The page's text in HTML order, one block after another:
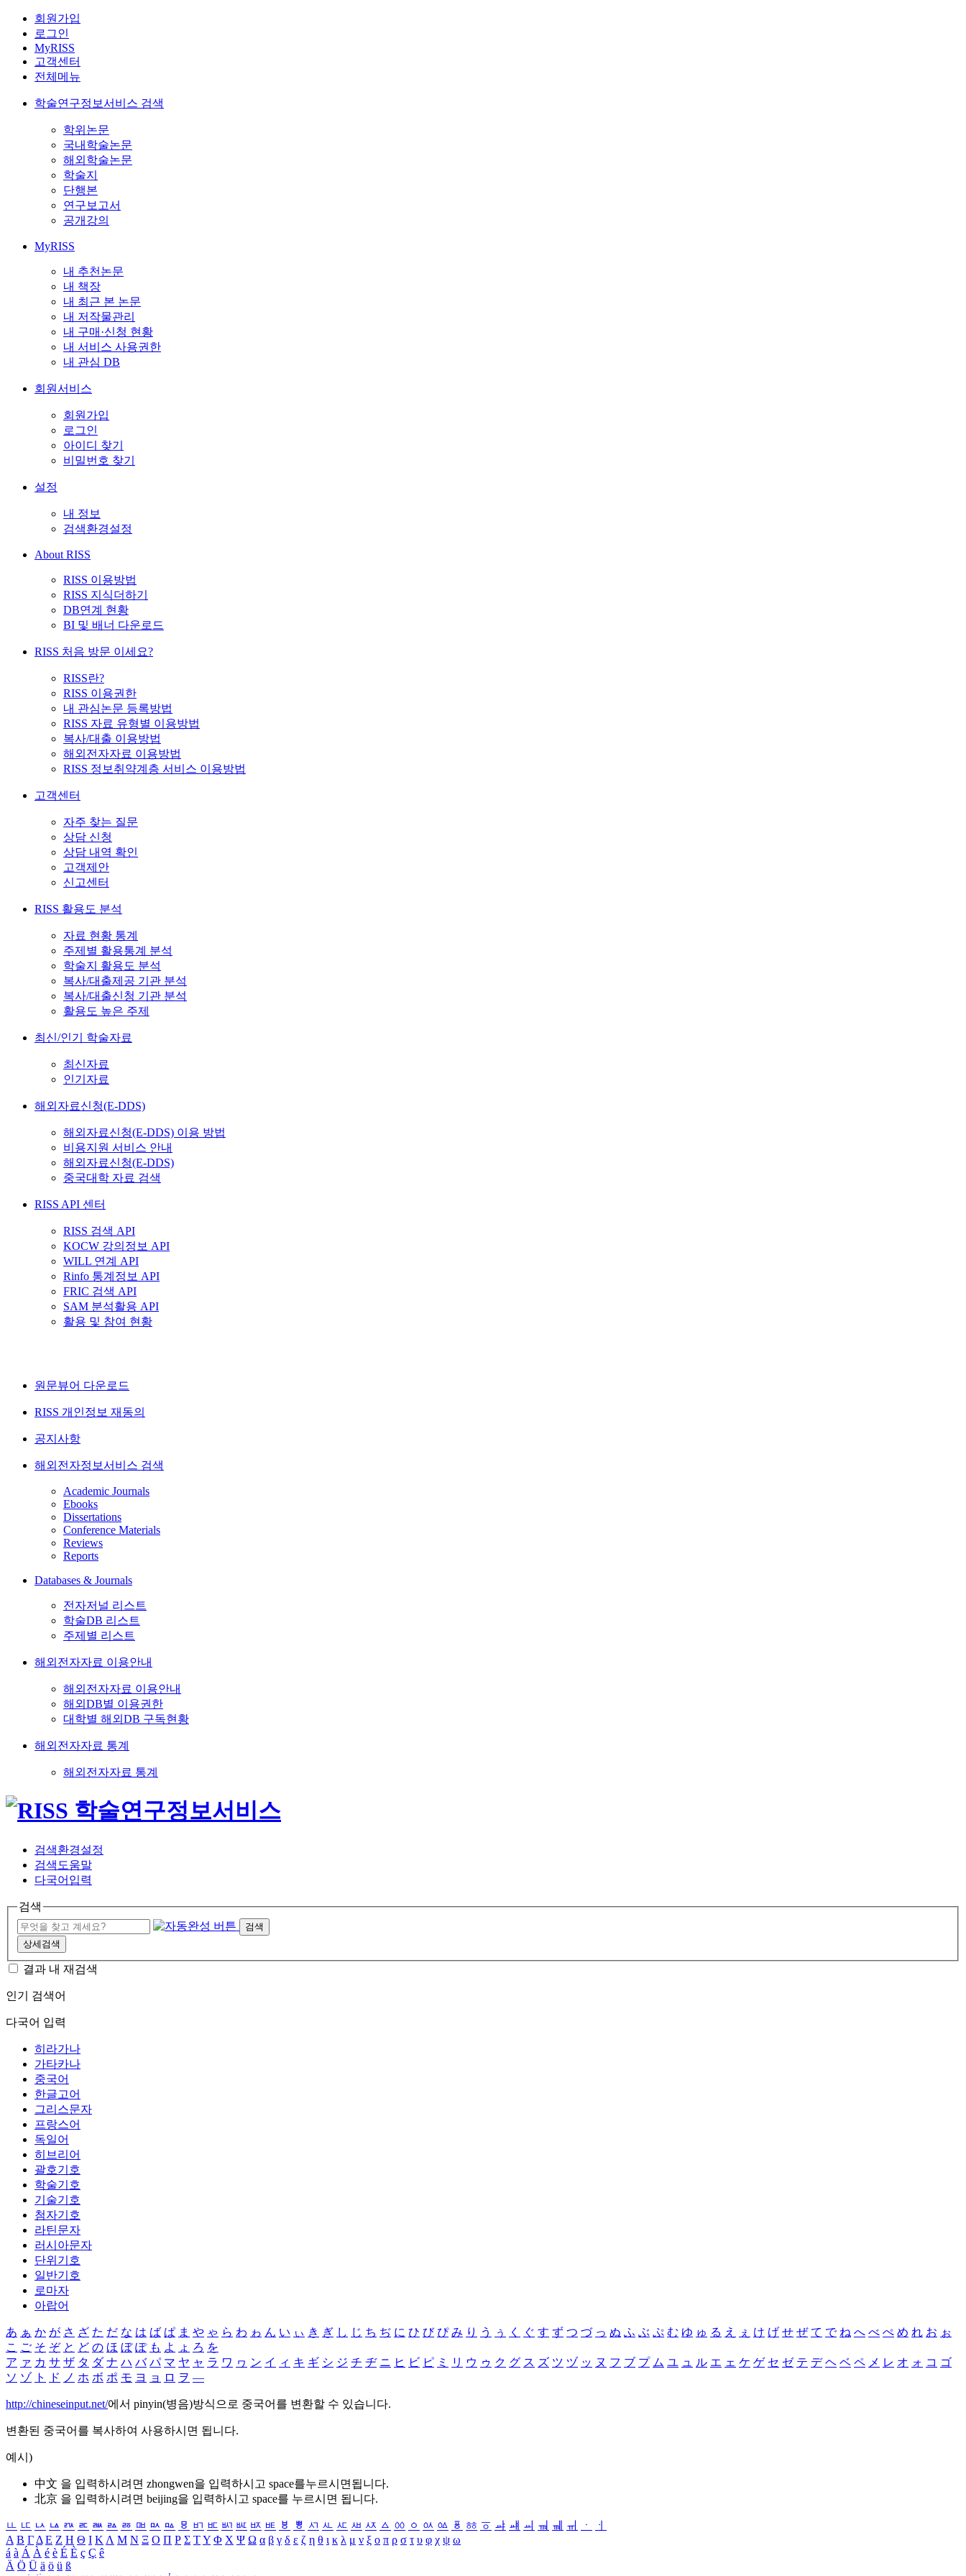
회원가입
로그인
MyRISS
고객센터
전체메뉴
학술연구정보서비스 검색
학위논문
국내학술논문
해외학술논문
학술지
단행본
연구보고서
공개강의
MyRISS
내 추천논문
내 책장
내 최근 본 논문
내 저작물관리
내 구매·신청 현황
내 서비스 사용권한
내 관심 DB
회원서비스
회원가입
로그인
아이디 찾기
비밀번호 찾기
설정
내 정보
검색환경설정
About RISS
RISS 이용방법
RISS 지식더하기
DB연계 현황
BI 및 배너 다운로드
RISS 처음 방문 이세요?
RISS란?
RISS 이용권한
내 관심논문 등록방법
RISS 자료 유형별 이용방법
복사/대출 이용방법
해외전자자료 이용방법
RISS 정보취약계층 서비스 이용방법
고객센터
자주 찾는 질문
상담 신청
상담 내역 확인
고객제안
신고센터
RISS 활용도 분석
자료 현황 통계
주제별 활용통계 분석
학술지 활용도 분석
복사/대출제공 기관 분석
복사/대출신청 기관 분석
활용도 높은 주제
최신/인기 학술자료
최신자료
인기자료
해외자료신청(E-DDS)
해외자료신청(E-DDS) 이용 방법
비용지원 서비스 안내
해외자료신청(E-DDS)
중국대학 자료 검색
RISS API 센터
RISS 검색 API
KOCW 강의정보 API
WILL 연계 API
Rinfo 통계정보 API
FRIC 검색 API
SAM 분석활용 API
활용 및 참여 현황
원문뷰어 다운로드
RISS 개인정보 재동의
공지사항
해외전자정보서비스 검색
Academic Journals
Ebooks
Dissertations
Conference Materials
Reviews
Reports
Databases & Journals
전자저널 리스트
학술DB 리스트
주제별 리스트
해외전자자료 이용안내
해외전자자료 이용안내
해외DB별 이용권한
대학별 해외DB 구독현황
해외전자자료 통계
해외전자자료 통계
검색환경설정
검색도움말
다국어입력
검색
검색
상세검색
결과 내 재검색
인기 검색어
다국어 입력
히라가나
가타카나
중국어
한글고어
그리스문자
프랑스어
독일어
히브리어
괄호기호
학술기호
기술기호
첨자기호
라틴문자
러시아문자
단위기호
일반기호
로마자
아랍어
あ ぁ か が さ ざ た だ な は ば ぱ ま や ゃ ら わ ゎ ん い ぃ き ぎ し じ ち ぢ に ひ び ぴ み り う ぅ く ぐ す ず つ づ っ ぬ ふ ぶ ぷ む ゆ ゅ る え ぇ け げ せ ぜ て で ね へ べ ぺ め れ お ぉ
こ ご そ ぞ と ど の ほ ぼ ぽ も よ ょ ろ を
ア ァ カ サ ザ タ ダ ナ ハ バ パ マ ヤ ャ ラ ワ ヮ ン イ ィ キ ギ シ ジ チ ヂ ニ ヒ ビ ピ ミ リ ウ ゥ ク グ ス ズ ツ ヅ ッ ヌ フ ブ プ ム ユ ュ ル エ ェ ケ ゲ セ ゼ テ デ ヘ ベ ペ メ レ オ ォ コ ゴ
ソ ゾ ト ド ノ ホ ボ ポ モ ヨ ョ ロ ヲ ―
http://chineseinput.net/에서 pinyin(병음)방식으로 중국어를 변환할 수 있습니다.
변환된 중국어를 복사하여 사용하시면 됩니다.
예시)
中文 을 입력하시려면 zhongwen을 입력하시고 space를누르시면됩니다.
北京 을 입력하시려면 beijing을 입력하시고 space를 누르시면 됩니다.
ㅥ ㅦ ㅧ ㅨ ㅩ ㅪ ㅫ ㅬ ㅭ ㅮ ㅯ ㅰ ㅱ ㅲ ㅳ ㅴ ㅵ ㅶ ㅷ ㅸ ㅹ ㅺ ㅻ ㅼ ㅽ ㅾ ㅿ ㆀ ㆁ ㆂ ㆃ ㆄ ㆅ ㆆ ㆇ ㆈ ㆉ ㆊ ㆋ ㆌ ㆍ
ㆎ
Α Β ΓΔ Ε Ζ Η Θ Ι ΚΛ Μ Ν Ξ Ο Π Ρ Σ ΤΥ Φ Χ Ψ Ω α β γ δ ε ζ η θ ι κ λ μ ν ξ ο π ρ σ τ υ φ χ ψ ω
á à Á À é è É È ç Ç ê
Ä Ö Ü ä ö ü ß